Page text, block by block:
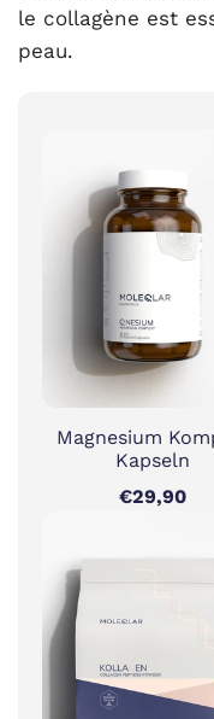
le collagène est
peau.
Magnesium
Kapseln
€29,90